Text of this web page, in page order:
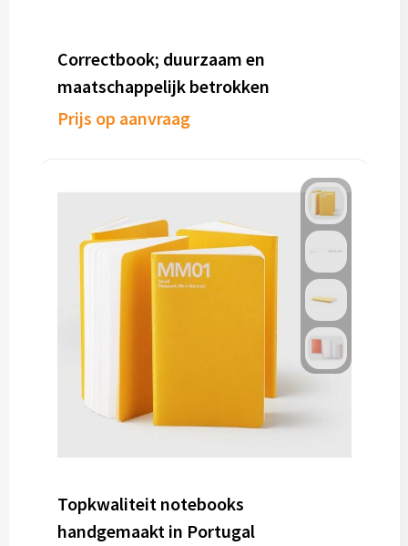
Correctbook; duurzaam en
maatschappelijk betrokken
Prijs op aanvraag
Topkwaliteit notebooks
handgemaakt in Portugal